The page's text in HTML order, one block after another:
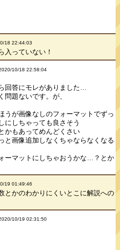
18 22:44:03
入っていない！
10/18 22:58:04
回答にモレがありました…
題ないです。が、
うが画像なしのフォーマットでずっ
にしちゃっても良さそう
かもあってめんどくさい
と画像追加しなくちゃならなくなる
ーマットにしちゃおうかな…？とか
19 01:49:46
とかのわかりにくいとこに解説への
10/19 02:31:50